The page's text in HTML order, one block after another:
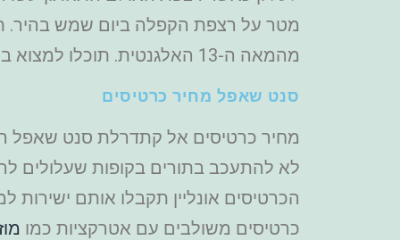
מטר על רצפת הקפלה ביום שמש בהיר.
מהמאה ה-13 האלגנטית. תוכלו למצוא בקתדרלה 1,134 תמונות תנ"כיות שונות שממוקמות סמוך לחלונות הגדולים.
סנט שאפל מחיר כרטיסים
לא להתעכב בתורים בקופות שעלולים
הכרטיסים אונליין תקבלו אותם ישירות
כרטיסים משולבים עם אטרקציות כמו